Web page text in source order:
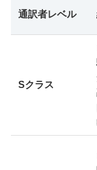
通訳者レベル
Sクラス